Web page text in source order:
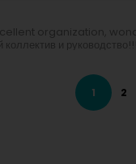
organization,
коллектив и
1 2